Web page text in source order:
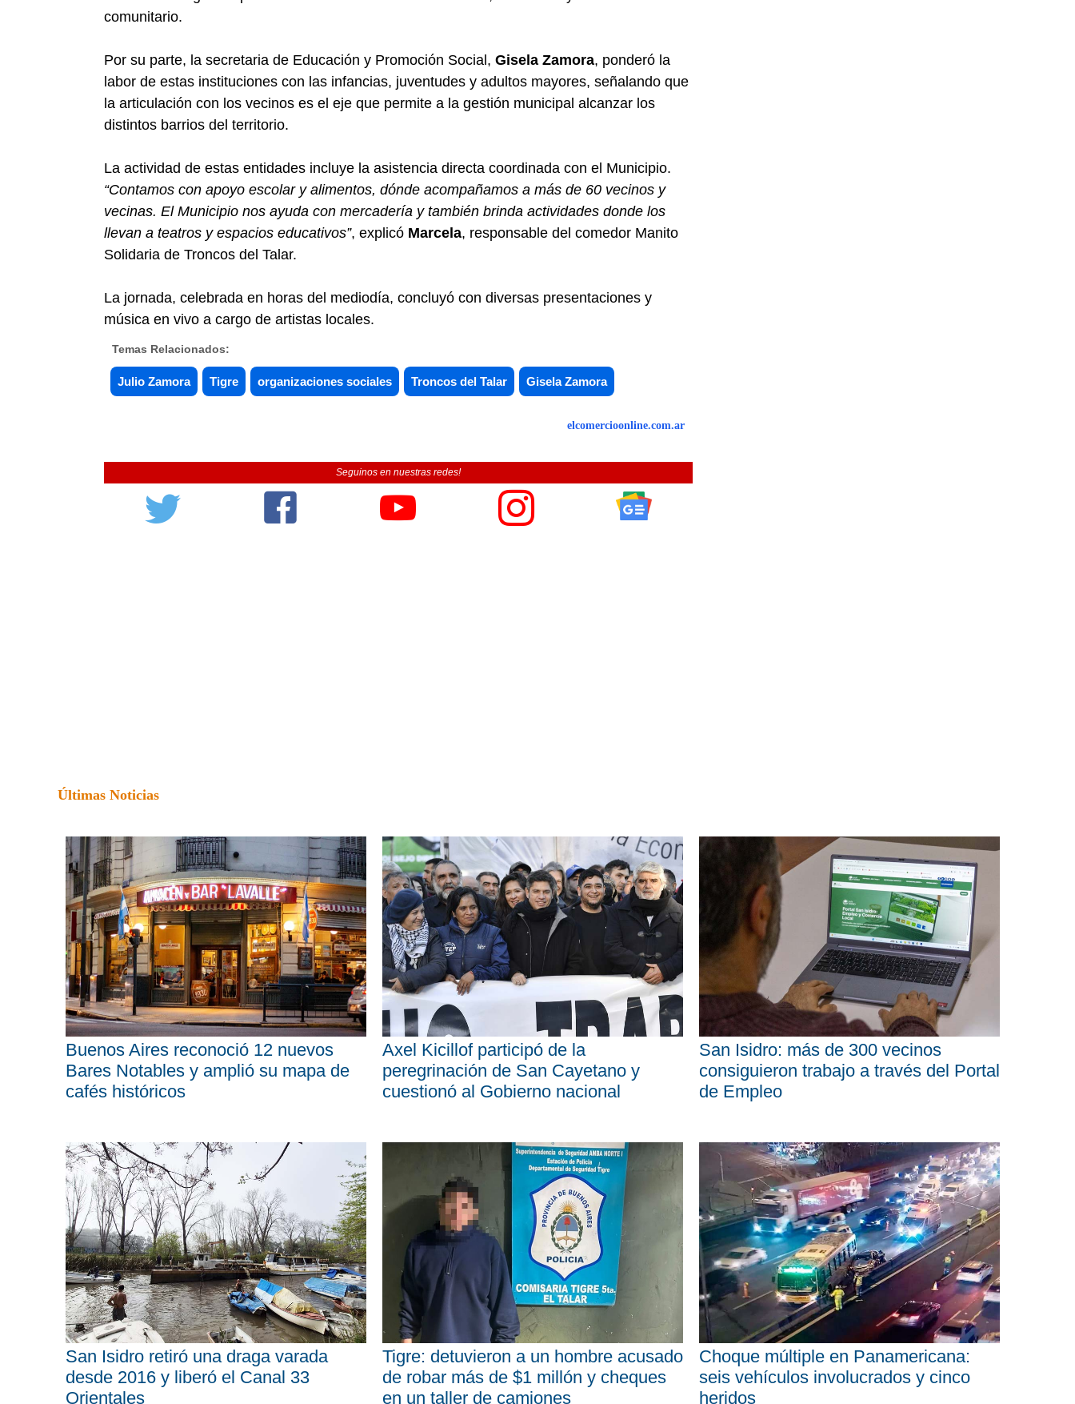
comunitario.
Por su parte, la secretaria de Educación y Promoción Social, Gisela Zamora, ponderó la
labor de estas instituciones con las infancias, juventudes y adultos mayores, señalando que
la articulación con los vecinos es el eje que permite a la gestión municipal alcanzar los
distintos barrios del territorio.
La actividad de estas entidades incluye la asistencia directa coordinada con el Municipio.
“Contamos con apoyo escolar y alimentos, dónde acompañamos a más de 60 vecinos y
vecinas. El Municipio nos ayuda con mercadería y también brinda actividades donde los
llevan a teatros y espacios educativos”, explicó Marcela, responsable del comedor Manito
Solidaria de Troncos del Talar.
La jornada, celebrada en horas del mediodía, concluyó con diversas presentaciones y
música en vivo a cargo de artistas locales.
Temas Relacionados:
Julio Zamora Tigre organizaciones sociales Troncos del Talar Gisela Zamora
elcomercioonline.com.ar
Seguinos en nuestras redes!
Últimas Noticias
Buenos Aires reconoció 12 nuevos
Bares Notables y amplió su mapa de
cafés históricos
Axel Kicillof participó de la
peregrinación de San Cayetano y
cuestionó al Gobierno nacional
San Isidro: más de 300 vecinos
consiguieron trabajo a través del Portal
de Empleo
San Isidro retiró una draga varada
desde 2016 y liberó el Canal 33
Orientales
Tigre: detuvieron a un hombre acusado
de robar más de $1 millón y cheques
en un taller de camiones
Choque múltiple en Panamericana:
seis vehículos involucrados y cinco
heridos